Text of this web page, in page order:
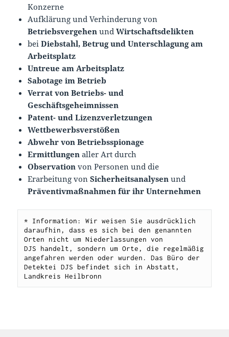
Konzerne
Aufklärung und Verhinderung von
Betriebsvergehen undWirtschaftsdelikten
beiDiebstahl, Betrug und Unterschlagung am
Arbeitsplatz
Untreue am Arbeitsplatz
Sabotage im Betrieb
Verrat von Betriebs- und
Geschäftsgeheimnissen
Patent- und Lizenzverletzungen
Wettbewerbsverstößen
Abwehr von Betriebsspionage
Ermittlungen aller Art durch
Observation von Personen und die
Erarbeitung vonSicherheitsanalysen und
Präventivmaßnahmen für ihr Unternehmen
* Information: Wir weisen Sie ausdrücklich
daraufhin, dass es sich bei den genannten
Orten nicht um Niederlassungen von
DJS handelt, sondern um Orte, die regelmäßig
angefahren werden oder wurden. Das Büro der
Detektei DJS befindet sich in Abstatt,
Landkreis Heilbronn